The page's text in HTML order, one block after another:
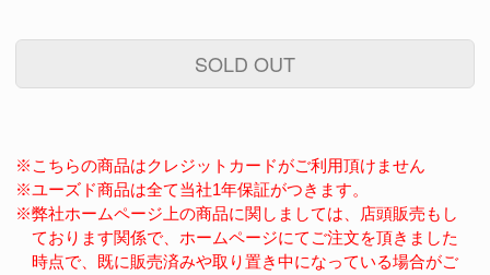
SOLD OUT
※こちらの商品はクレジットカードがご利用頂けません
※ユーズド商品は全て当社1年保証がつきます。
※弊社ホームページ上の商品に関しましては、店頭販売もし
ております関係で、ホームページにてご注文を頂きました
時点で、既に販売済みや取り置き中になっている場合がご